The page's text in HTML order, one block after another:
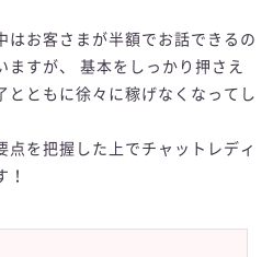
はお客さまが半額でお話できるの
ますが、 基本をしっかり押さえ
とともに徐々に稼げなくなってし
点を把握した上でチャットレディ
！